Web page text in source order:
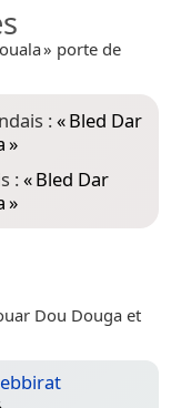
» porte de
:«Bled Dar
»
:«Bled Dar
»
Dou Douga et